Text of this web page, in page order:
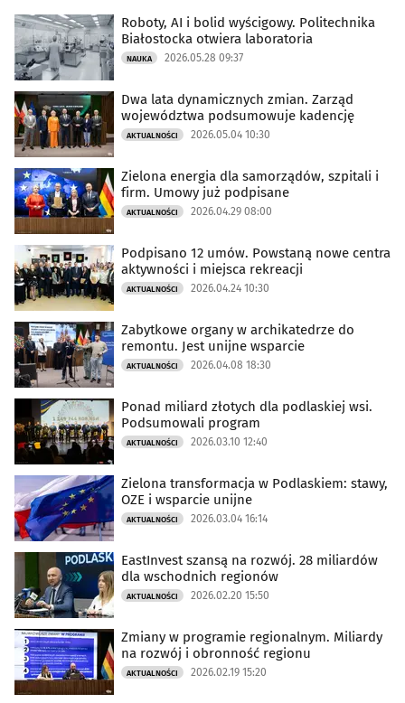
Roboty, AI i bolid wyścigowy. Politechnika
Białostocka otwiera laboratoria
NAUKA 2026.05.28 09:37
Dwa lata dynamicznych zmian. Zarząd
województwa podsumowuje kadencję
AKTUALNOŚCI 2026.05.04 10:30
Zielona energia dla samorządów, szpitali i
firm. Umowy już podpisane
AKTUALNOŚCI 2026.04.29 08:00
Podpisano 12 umów. Powstaną nowe centra
aktywności i miejsca rekreacji
AKTUALNOŚCI 2026.04.24 10:30
Zabytkowe organy w archikatedrze do
remontu. Jest unijne wsparcie
AKTUALNOŚCI 2026.04.08 18:30
Ponad miliard złotych dla podlaskiej wsi.
Podsumowali program
AKTUALNOŚCI 2026.03.10 12:40
Zielona transformacja w Podlaskiem: stawy,
OZE i wsparcie unijne
AKTUALNOŚCI 2026.03.04 16:14
EastInvest szansą na rozwój. 28 miliardów
dla wschodnich regionów
AKTUALNOŚCI 2026.02.20 15:50
Zmiany w programie regionalnym. Miliardy
na rozwój i obronność regionu
AKTUALNOŚCI 2026.02.19 15:20